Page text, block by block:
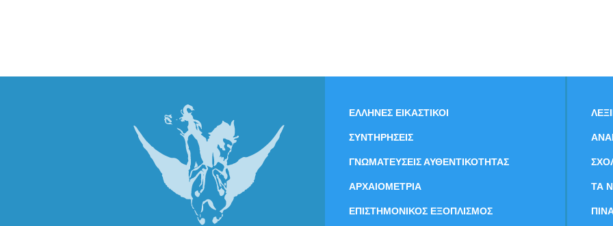
ΕΛΛΗΝΕΣ ΕΙΚΑΣΤΙΚΟΙ
ΣΥΝΤΗΡΗΣΕΙΣ
ΓΝΩΜΑΤΕΥΣΕΙΣ ΑΥΘΕΝΤΙΚΟΤΗΤΑΣ
ΑΡΧΑΙΟΜΕΤΡΙΑ
ΕΠΙΣΤΗΜΟΝΙΚΟΣ ΕΞΟΠΛΙΣΜΟΣ
ΤΑ